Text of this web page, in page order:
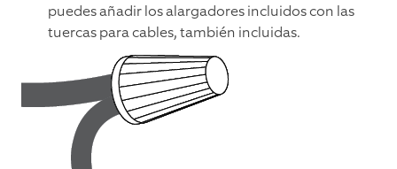
puedes añadir los alargadores incluidos con las
tuercas para cables, también incluidas.